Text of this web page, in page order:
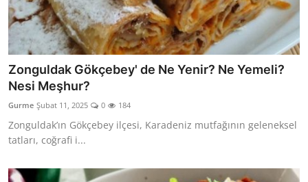
Zonguldak Gökçebey' de Ne Yenir? Ne Yemeli?
Nesi Meşhur?
Gurme Şubat 11, 2025 0 184
Zonguldak’ın Gökçebey ilçesi, Karadeniz mutfağının geleneksel
tatları, coğrafi i...